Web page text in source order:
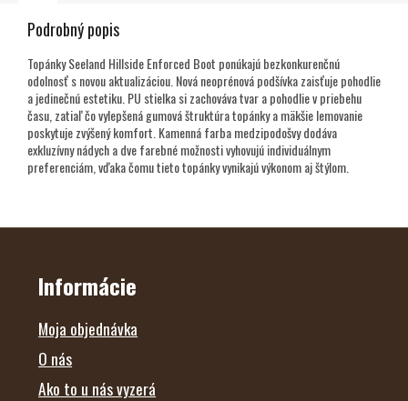
Podrobný popis
Topánky Seeland Hillside Enforced Boot ponúkajú bezkonkurenčnú
odolnosť s novou aktualizáciou. Nová neoprénová podšívka zaisťuje pohodlie
a jedinečnú estetiku. PU stielka si zachováva tvar a pohodlie v priebehu
času, zatiaľ čo vylepšená gumová štruktúra topánky a mäkšie lemovanie
poskytuje zvýšený komfort. Kamenná farba medzipodošvy dodáva
exkluzívny nádych a dve farebné možnosti vyhovujú individuálnym
preferenciám, vďaka čomu tieto topánky vynikajú výkonom aj štýlom.
Z
Informácie
Moja objednávka
O nás
Ako to u nás vyzerá